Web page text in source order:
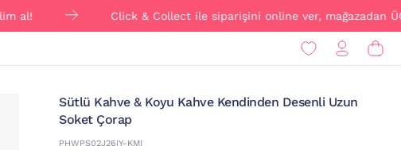
Click & Collect ile siparişini online ver, mağazadan
Sütlü Kahve & Koyu Kahve Kendinden Desenli Uzun
Soket Çorap
PHWPS02J26IY-KMI